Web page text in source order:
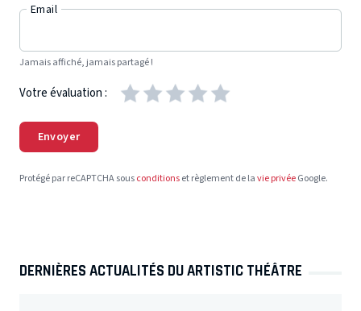
Email
Jamais affiché, jamais partagé !
Votre évaluation :
Envoyer
Protégé par reCAPTCHA sousconditionset règlement de lavie privéeGoogle.
DERNIÈRES ACTUALITÉS DU ARTISTIC THÉÂTRE